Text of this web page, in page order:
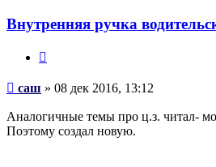
Внутренняя ручка
Сообщение
саш » 08 дек 2016, 13:12
Аналогичные темы про ц.з. читал-
Поэтому создал новую.